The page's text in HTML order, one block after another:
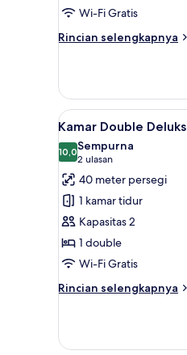
Wi-Fi Gratis
Rincian selengkapnya
Rincian
Royal
Premiere
Twin
Lihat
semua
foto
untuk
Kamar
Double
Deluks
7
Kamar Double Deluks
10,010,0 dari 10
Sempurna
2 ulasan
(2
ulasan)
40 meter persegi
1 kamar tidur
Kapasitas 2
1 double
Wi-Fi Gratis
Rincian selengkapnya
Rincian
Kamar